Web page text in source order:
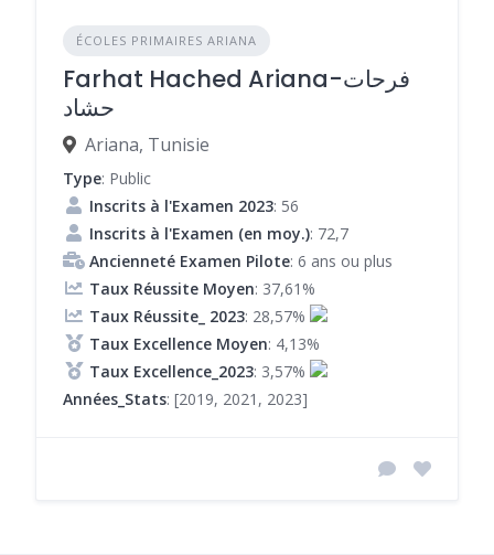
ÉCOLES PRIMAIRES ARIANA
Farhat Hached Ariana-فرحات
حشاد
Ariana, Tunisie
Type: Public
Inscrits à l'Examen 2023: 56
Inscrits à l'Examen (en moy.): 72,7
Ancienneté Examen Pilote: 6 ans ou plus
Taux Réussite Moyen: 37,61%
Taux Réussite_ 2023: 28,57%
Taux Excellence Moyen: 4,13%
Taux Excellence_2023: 3,57%
Années_Stats: [2019, 2021, 2023]